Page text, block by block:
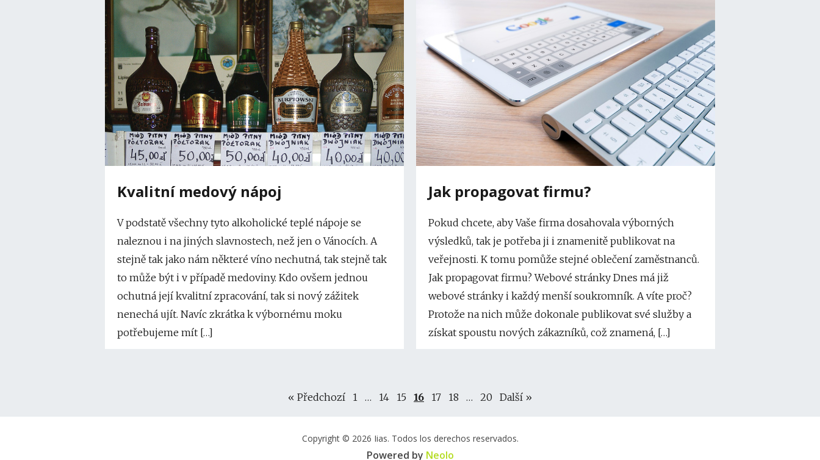
Kvalitní medový nápoj
V podstatě všechny tyto alkoholické teplé nápoje se
naleznou i na jiných slavnostech, než jen o Vánocích. A
stejně tak jako nám některé víno nechutná, tak stejně tak
to může být i v případě medoviny. Kdo ovšem jednou
ochutná její kvalitní zpracování, tak si nový zážitek
nenechá ujít. Navíc zkrátka k výbornému moku
potřebujeme mít […]
Jak propagovat firmu?
Pokud chcete, aby Vaše firma dosahovala výborných
výsledků, tak je potřeba ji i znamenitě publikovat na
veřejnosti. K tomu pomůže stejné oblečení zaměstnanců.
Jak propagovat firmu? Webové stránky Dnes má již
webové stránky i každý menší soukromník. A víte proč?
Protože na nich může dokonale publikovat své služby a
získat spoustu nových zákazníků, což znamená, […]
« Předchozí 1 … 14 15 16 17 18 … 20 Další »
Copyright © 2026 Iias. Todos los derechos reservados.
Powered by Neolo